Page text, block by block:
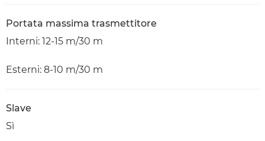
Portata massima trasmettitore
Interni: 12-15 m/30 m
Esterni: 8-10 m/30 m
Slave
Sì